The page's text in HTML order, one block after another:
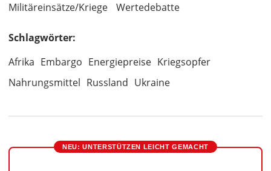
Militäreinsätze/Kriege
Wertedebatte
Schlagwörter:
Afrika Embargo Energiepreise Kriegsopfer
Nahrungsmittel Russland Ukraine
NEU: UNTERSTÜTZEN LEICHT GEMACHT